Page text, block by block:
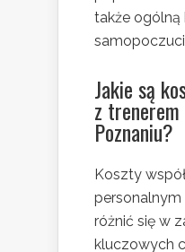
także ogólną
Jakie są
z
Poznaniu?
Koszty
personalnym
różnić się w
kluczowych